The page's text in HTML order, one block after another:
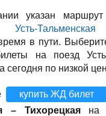
указан
Усть-Тальменская
в пути.
на поезд
сегодня по низкой
купить ЖД билет
– Тихорецкаяна